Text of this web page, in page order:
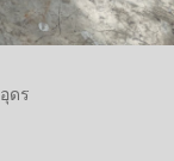
ดร